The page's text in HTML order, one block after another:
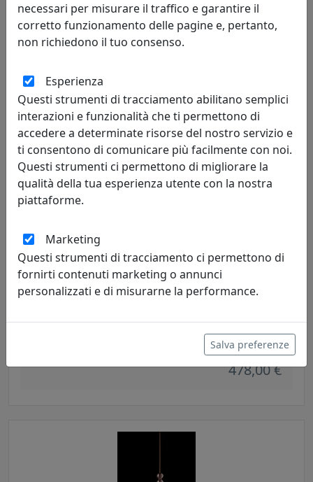
LAMPADA A SOSPENSIONE MEMORIA S1A1 MOROSINI, CODICE
Morosini
478,00 €
LAMPADA A SOSPENSIONE MEMORIA S1A2 MOROSINI, CODICE
478,00 €
necessari per misurare il traffico e garantire il
corretto funzionamento delle pagine e, pertanto,
non richiedono il tuo consenso.
Esperienza
Questi strumenti di tracciamento abilitano semplici
interazioni e funzionalità che ti permettono di
accedere a determinate risorse del nostro servizio e
ti consentono di comunicare più facilmente con noi.
Questi strumenti ci permettono di migliorare la
qualità della tua esperienza utente con la nostra
piattaforme.
Marketing
Questi strumenti di tracciamento ci permettono di
fornirti contenuti marketing o annunci
personalizzati e di misurarne la performance.
Salva preferenze